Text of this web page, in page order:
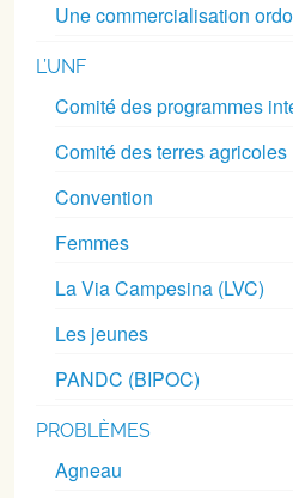
Une commercialisation
L’UNF
Comité des programmes
Comité des terres agricoles
Convention
Femmes
La Via Campesina (LVC)
Les jeunes
PANDC (BIPOC)
PROBLÈMES
Agneau